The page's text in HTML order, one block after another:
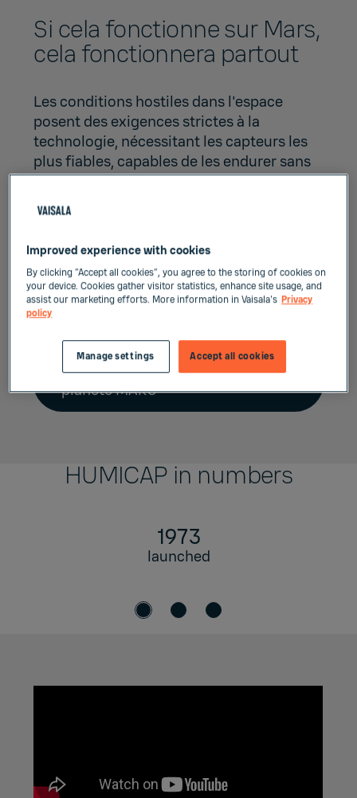
Si cela fonctionne sur Mars,
cela fonctionnera partout
Les conditions hostiles dans l'espace
posent des exigences strictes à la
technologie, nécessitant les capteurs les
plus fiables, capables de les endurer sans
dommage. Il est strictement impossible de
s'aventurer sur un tel terrain avec
n'importe quel instrument. C'est pourquoi,
il était évident de choisir des produits
HUMICAP pour mesurer les conditions sur
la planète MARS depuis les années 1990.
Le voyage de l'HUMICAP vers la
planète MARS
HUMICAP in numbers
1973
launched
Improved experience with cookies
By clicking “Accept all cookies”, you agree to the storing of cookies on
your device. Cookies gather visitor statistics, enhance site usage, and
assist our marketing efforts. More information in Vaisala's Privacy
policy
Accept all cookies
Manage settings